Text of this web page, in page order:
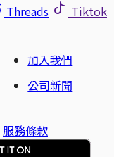
Threads
Tiktok
加入我們
公司新聞
服務條款